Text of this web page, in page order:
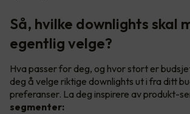
Så, hvilke downlights skal
egentlig velge?
Hva passer for deg, og hvor stort er
deg å velge riktige downlights ut i fra ditt
preferanser. La deg inspirere av produkt-
segmenter: